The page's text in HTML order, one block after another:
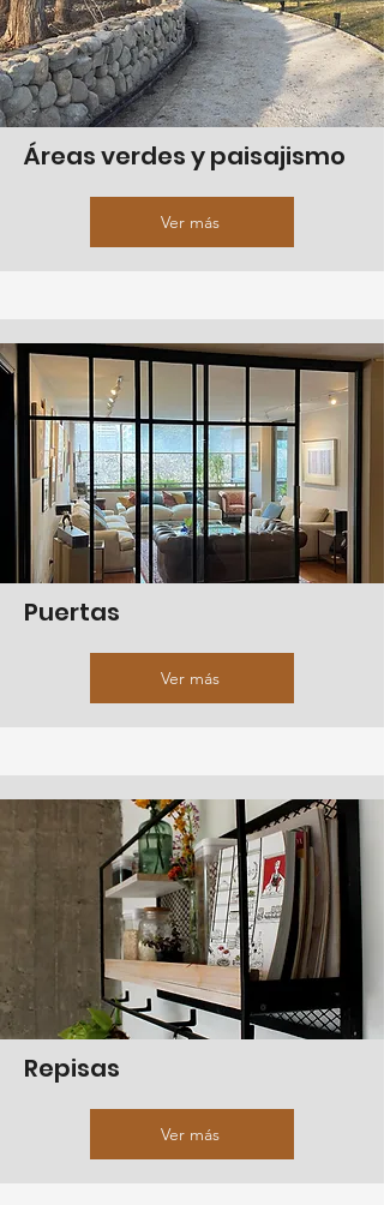
Áreas verdes y paisajismo
Ver más
Puertas
Ver más
Repisas
Ver más